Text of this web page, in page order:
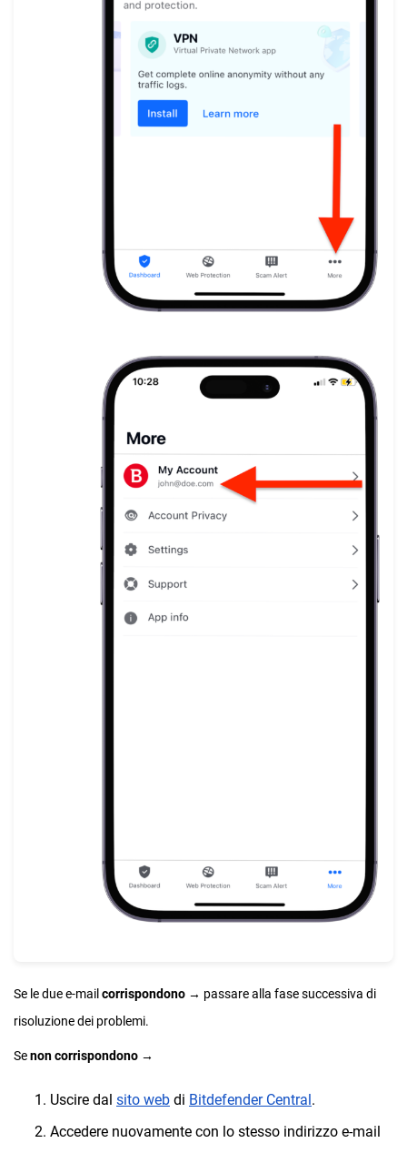
Se le due e-mail corrispondono → passare alla fase successiva di
risoluzione dei problemi.
Senon corrispondono →
Uscire dal sito web di Bitdefender Central.
Accedere nuovamente con lo stesso indirizzo e-mail